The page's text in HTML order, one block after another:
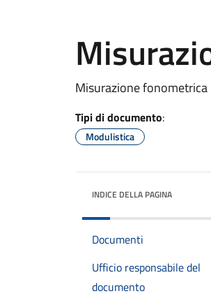
Misurazione
Tipi di documento:
Modulistica
INDICE DELLA PAGINA
Documenti
Ufficio responsabile del
documento